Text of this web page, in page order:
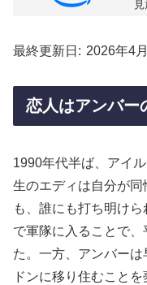
最終更新日 2026年4
恋人はアンバー
1990年代半ば、アイ
生のエディは自分が
も、誰にも打ち明け
で軍隊に入ることで
た。一方、アンバー
ドンに移り住むこと